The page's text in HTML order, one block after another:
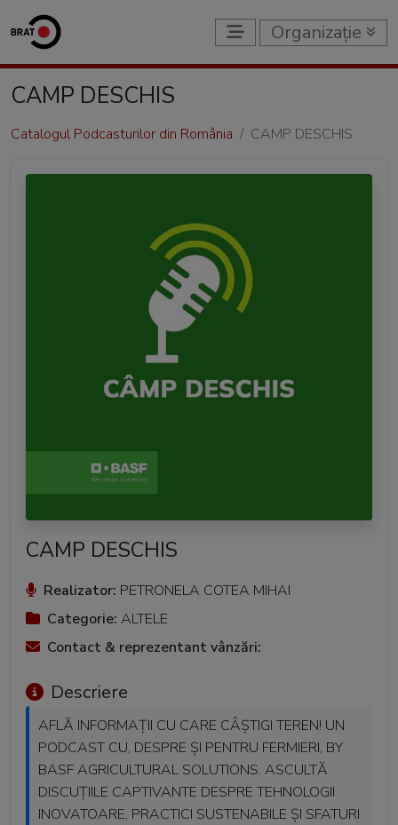
Organizație
CAMP DESCHIS
Catalogul Podcasturilor din România CAMP DESCHIS
CAMP DESCHIS
Realizator: PETRONELA COTEA MIHAI
Categorie: ALTELE
Contact & reprezentant vânzări:
Descriere
AFLĂ INFORMAȚII CU CARE CÂȘTIGI TEREN! UN
PODCAST CU, DESPRE ȘI PENTRU FERMIERI, BY
BASF AGRICULTURAL SOLUTIONS. ASCULTĂ
DISCUȚIILE CAPTIVANTE DESPRE TEHNOLOGII
INOVATOARE, PRACTICI SUSTENABILE ȘI SFATURI